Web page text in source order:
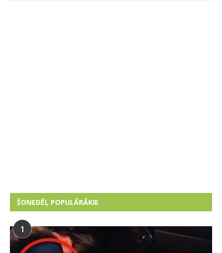
ŠONEDĒĻ POPULĀRĀKIE
1